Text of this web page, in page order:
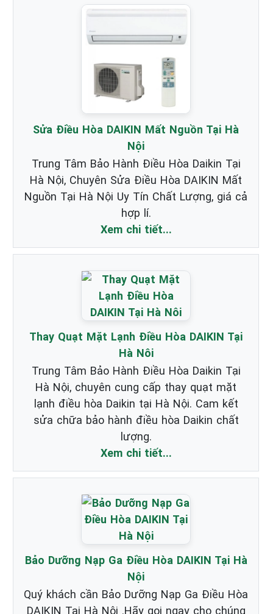
Sửa Điều Hòa DAIKIN Mất Nguồn Tại Hà
Nội
Trung Tâm Bảo Hành Điều Hòa Daikin Tại
Hà Nội, Chuyên Sửa Điều Hòa DAIKIN Mất
Nguồn Tại Hà Nội Uy Tín Chất Lượng, giá cả
hợp lí.
Xem chi tiết...
Thay Quạt Mặt Lạnh Điều Hòa DAIKIN Tại
Hà Nôi
Trung Tâm Bảo Hành Điều Hòa Daikin Tại
Hà Nội, chuyên cung cấp thay quạt mặt
lạnh điều hòa Daikin tại Hà Nội. Cam kết
sửa chữa bảo hành điều hòa Daikin chất
lượng.
Xem chi tiết...
Bảo Dưỡng Nạp Ga Điều Hòa DAIKIN Tại Hà
Nội
Quý khách cần Bảo Dưỡng Nạp Ga Điều Hòa
DAIKIN Tại Hà Nội .Hãy gọi ngay cho chúng